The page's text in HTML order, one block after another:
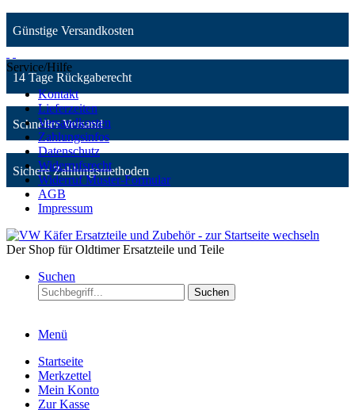
Günstige Versandkosten
14 Tage Rückgaberecht
Schneller Versand
Sichere Zahlungsmethoden
Service/Hilfe
Kontakt
Lieferzeiten
Versandkosten
Zahlungsinfos
Datenschutz
Widerrufsrecht
Widerruf Muster-Formular
AGB
Impressum
Der Shop für Oldtimer Ersatzteile und Teile
Suchen
Suchen
Menü
Startseite
Merkzettel
Mein Konto
Zur Kasse